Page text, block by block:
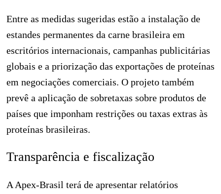
Entre as medidas sugeridas estão a instalação de
estandes permanentes da carne brasileira em
escritórios internacionais, campanhas publicitárias
globais e a priorização das exportações de proteínas
em negociações comerciais. O projeto também
prevê a aplicação de sobretaxas sobre produtos de
países que imponham restrições ou taxas extras às
proteínas brasileiras.
Transparência e fiscalização
A Apex-Brasil terá de apresentar relatórios